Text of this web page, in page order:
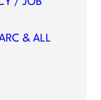
& ALL